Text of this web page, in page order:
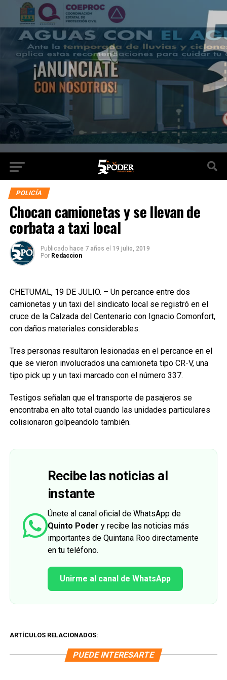
POLICÍA
Chocan camionetas y se llevan de
corbata a taxi local
Publicado hace 7 años el 19 julio, 2019
Por Redaccion
CHETUMAL, 19 DE JULIO. – Un percance entre dos
camionetas y un taxi del sindicato local se registró en el
cruce de la Calzada del Centenario con Ignacio Comonfort,
con daños materiales considerables.
Tres personas resultaron lesionadas en el percance en el
que se vieron involucrados una camioneta tipo CR-V, una
tipo pick up y un taxi marcado con el número 337.
Testigos señalan que el transporte de pasajeros se
encontraba en alto total cuando las unidades particulares
colisionaron golpeandolo también.
Recibe las noticias al
instante
Únete al canal oficial de WhatsApp de
Quinto Poder y recibe las noticias más
importantes de Quintana Roo directamente
en tu teléfono.
Unirme al canal de WhatsApp
ARTÍCULOS RELACIONADOS:
PUEDE INTERESARTE